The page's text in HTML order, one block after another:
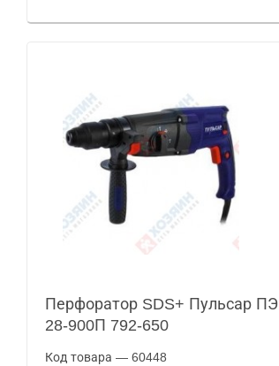
Перфоратор SDS+ Пульсар ПЭ
28-900П 792-650
Код товара — 60448